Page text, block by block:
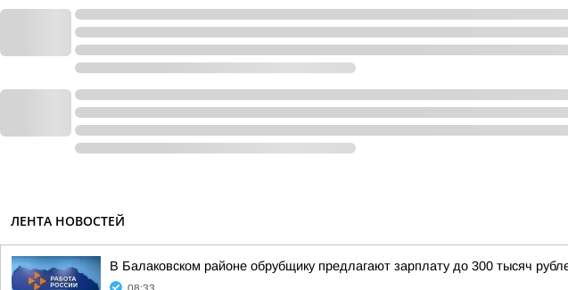
ЛЕНТА НОВОСТЕЙ
В Балаковском районе обрубщику предлагают зарплату до 300 тысяч